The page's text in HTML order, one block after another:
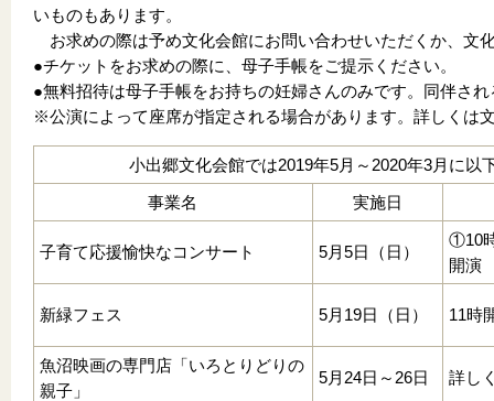
いものもあります。
お求めの際は予め文化会館にお問い合わせいただくか、文
●チケットをお求めの際に、母子手帳をご提示ください。
●無料招待は母子手帳をお持ちの妊婦さんのみです。同伴さ
※公演によって座席が指定される場合があります。詳しくは
小出郷文化会館では2019年5月～2020年3月に以
事業名
実施日
子育て応援愉快なコンサート 5月5日（日）
①10
開演
新緑フェス 5月19日（日） 11時
魚沼映画の専門店「いろとりどりの
親子」
5月24日～26日 詳し